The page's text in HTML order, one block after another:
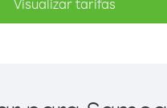
Visualizar tarifas